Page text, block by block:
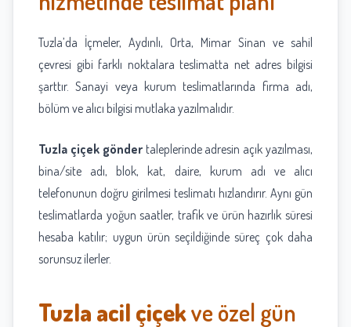
Tuzla’da İçmeler, Aydınlı, Orta, Mimar Sinan ve sahil
çevresi gibi farklı noktalara teslimatta net adres bilgisi
şarttır. Sanayi veya kurum teslimatlarında firma adı,
bölüm ve alıcı bilgisi mutlaka yazılmalıdır.
Tuzla çiçek göndertaleplerinde adresin açık yazılması,
bina/site adı, blok, kat, daire, kurum adı ve alıcı
telefonunun doğru girilmesi teslimatı hızlandırır. Aynı gün
teslimatlarda yoğun saatler, trafik ve ürün hazırlık süresi
hesaba katılır; uygun ürün seçildiğinde süreç çok daha
sorunsuz ilerler.
Tuzla acil çiçekve özel gün